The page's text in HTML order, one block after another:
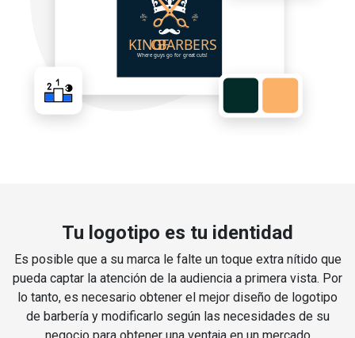
Tu logotipo es tu identidad
Es posible que a su marca le falte un toque extra nítido que
pueda captar la atención de la audiencia a primera vista. Por
lo tanto, es necesario obtener el mejor diseño de logotipo
de barbería y modificarlo según las necesidades de su